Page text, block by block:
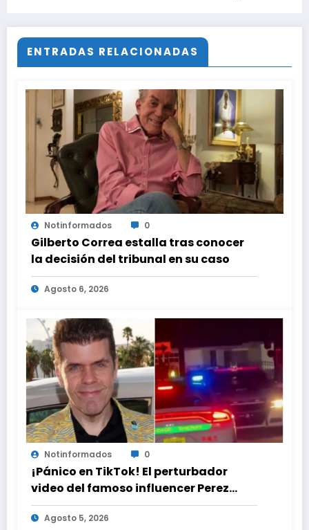
ENTRADAS RELACIONADAS
Notinformados 0
Gilberto Correa estalla tras conocer
la decisión del tribunal en su caso
Agosto 6, 2026
Notinformados 0
¡Pánico en TikTok! El perturbador
video del famoso influencer Perez
Hilton que obligó a sus fans a pedir
ayuda médica
Agosto 5, 2026